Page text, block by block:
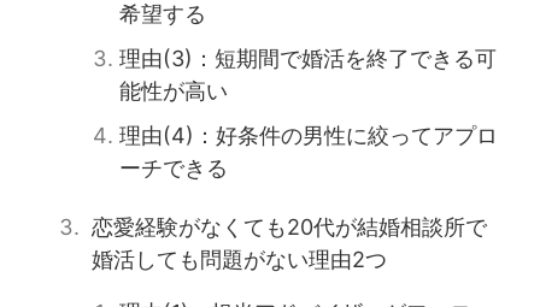
希望する
理由(3)：短期間で婚活を終了できる可
能性が高い
理由(4)：好条件の男性に絞ってアプロ
ーチできる
恋愛経験がなくても20代が結婚相談所で
婚活しても問題がない理由2つ